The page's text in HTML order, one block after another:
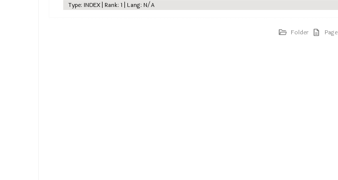
Type: INDEX | Rank: 1 | Lang: N/A
Folder Page